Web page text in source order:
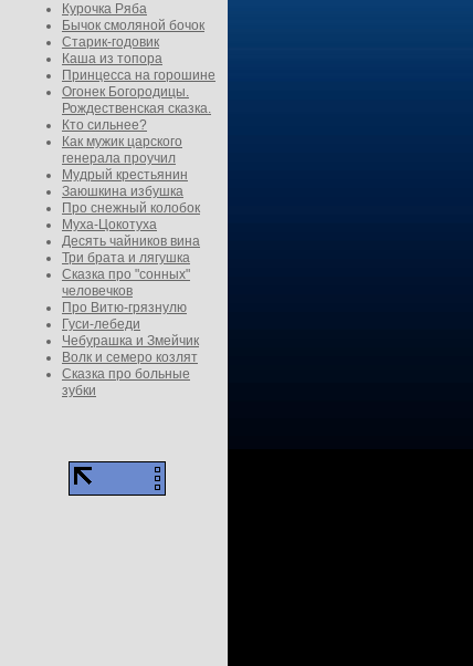
Курочка Ряба
Бычок смоляной бочок
Старик-годовик
Каша из топора
Принцесса на горошине
Огонек Богородицы.
Рождественская сказка.
Кто сильнее?
Как мужик царского
генерала проучил
Мудрый крестьянин
Заюшкина избушка
Про снежный колобок
Муха-Цокотуха
Десять чайников вина
Три брата и лягушка
Сказка про "сонных"
человечков
Про Витю-грязнулю
Гуси-лебеди
Чебурашка и Змейчик
Волк и семеро козлят
Сказка про больные
зубки